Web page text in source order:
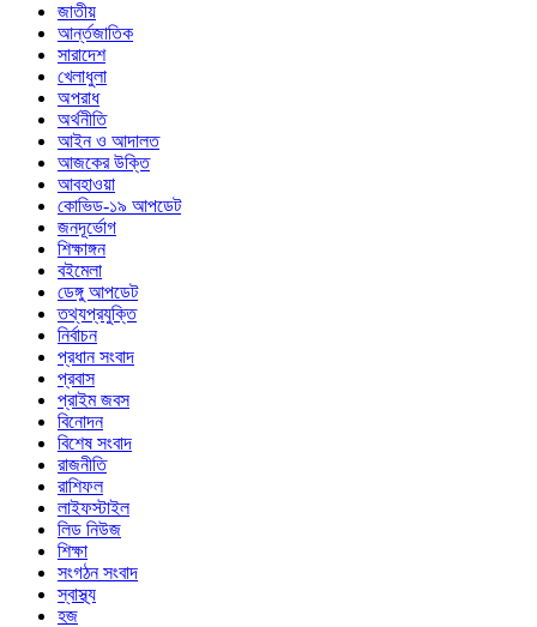
জাতীয়
আর্ন্তজাতিক
সারাদেশ
খেলাধুলা
অপরাধ
অর্থনীতি
আইন ও আদালত
আজকের উক্তি
আবহাওয়া
কোভিড-১৯ আপডেট
জনদূর্ভোগ
শিক্ষাঙ্গন
বইমেলা
ডেঙ্গু আপডেট
তথ্যপ্রযুক্তি
নির্বাচন
প্রধান সংবাদ
প্রবাস
প্রাইম জবস
বিনোদন
বিশেষ সংবাদ
রাজনীতি
রাশিফল
লাইফস্টাইল
লিড নিউজ
শিক্ষা
সংগঠন সংবাদ
স্বাস্থ্য
হজ